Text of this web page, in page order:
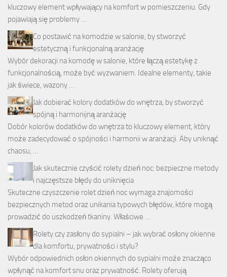
kluczowy element wpływający na komfort w pomieszczeniu. Gdy
pojawiają się problemy …
Co postawić na komodzie w salonie, by stworzyć
estetyczną i funkcjonalną aranżację
Wybór dekoracji na komodę w salonie, które łączą estetykę z
funkcjonalnością, może być wyzwaniem. Idealne elementy, takie
jak świece, wazony …
Jak dobierać kolory dodatków do wnętrza, by stworzyć
spójną i harmonijną aranżację
Dobór kolorów dodatków do wnętrza to kluczowy element, który
może zadecydować o spójności i harmonii w aranżacji. Aby uniknąć
chaosu, …
Jak skutecznie czyścić rolety dzień noc: bezpieczne metody
i najczęstsze błędy do uniknięcia
Skuteczne czyszczenie rolet dzień noc wymaga znajomości
bezpiecznych metod oraz unikania typowych błędów, które mogą
prowadzić do uszkodzeń tkaniny. Właściwe …
Rolety czy zasłony do sypialni – jak wybrać osłony okienne
dla komfortu, prywatności i stylu?
Wybór odpowiednich osłon okiennych do sypialni może znacząco
wpłynąć na komfort snu oraz prywatność. Rolety oferują